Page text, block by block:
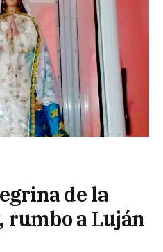
de la
rumbo a Luján